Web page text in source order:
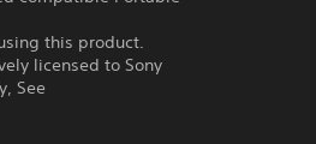
this product.
licensed to Sony
See